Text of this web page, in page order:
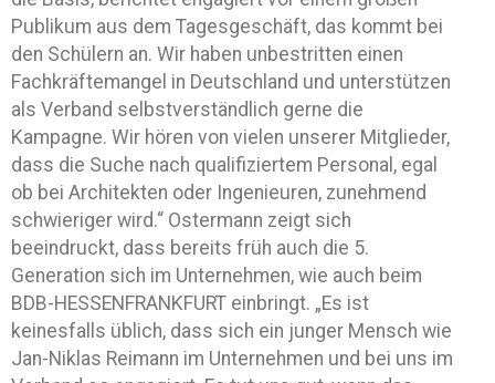
Publikum aus dem Tagesgeschäft, das kommt bei
den Schülern an. Wir haben unbestritten einen
Fachkräftemangel in Deutschland und unterstützen
als Verband selbstverständlich gerne die
Kampagne. Wir hören von vielen unserer Mitglieder,
dass die Suche nach qualifiziertem Personal, egal
ob bei Architekten oder Ingenieuren, zunehmend
schwieriger wird.“ Ostermann zeigt sich
beeindruckt, dass bereits früh auch die 5.
Generation sich im Unternehmen, wie auch beim
BDB-HESSENFRANKFURT einbringt. „Es ist
keinesfalls üblich, dass sich ein junger Mensch wie
Jan-Niklas Reimann im Unternehmen und bei uns im